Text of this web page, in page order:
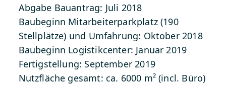
Abgabe Bauantrag: Juli 2018
Baubeginn Mitarbeiterparkplatz (190
Stellplätze) und Umfahrung: Oktober 2018
Baubeginn Logistikcenter: Januar 2019
Fertigstellung: September 2019
Nutzfläche gesamt: ca. 6000 m² (incl. Büro)